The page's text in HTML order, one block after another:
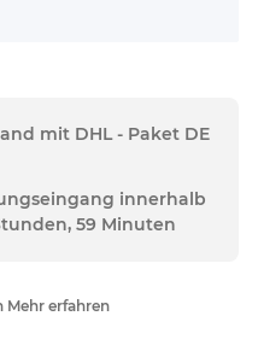
mit DHL - Paket DE
innerhalb
59 Minuten
Mehr erfahren